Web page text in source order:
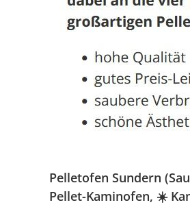
Pelletofen Sundern
Pellet-Kaminofen, ☀️